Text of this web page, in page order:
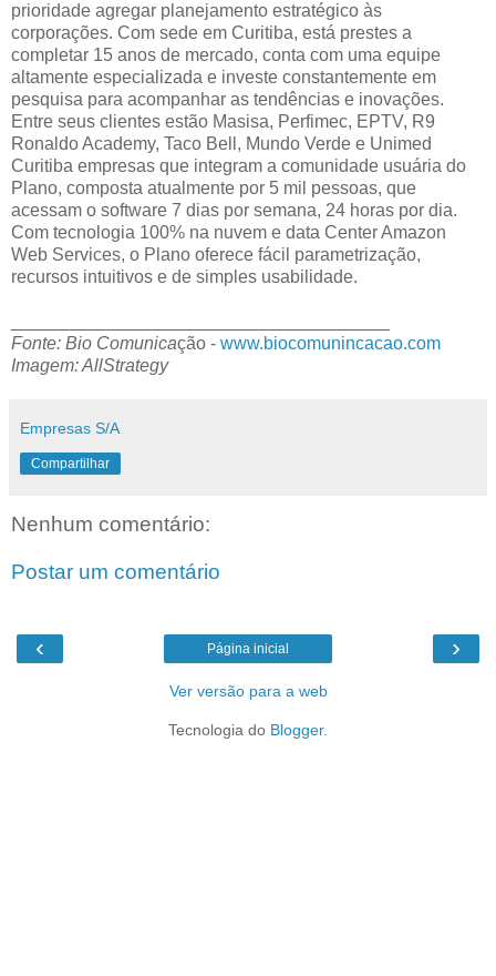
prioridade agregar planejamento estratégico às
corporações. Com sede em Curitiba, está prestes a
completar 15 anos de mercado, conta com uma equipe
altamente especializada e investe constantemente em
pesquisa para acompanhar as tendências e inovações.
Entre seus clientes estão Masisa, Perfimec, EPTV, R9
Ronaldo Academy, Taco Bell, Mundo Verde e Unimed
Curitiba empresas que integram a comunidade usuária do
Plano, composta atualmente por 5 mil pessoas, que
acessam o software 7 dias por semana, 24 horas por dia.
Com tecnologia 100% na nuvem e data Center Amazon
Web Services, o Plano oferece fácil parametrização,
recursos intuitivos e de simples usabilidade.
Fonte: Bio Comunicação - www.biocomunincacao.com
Imagem: AllStrategy
Empresas S/A
Compartilhar
Nenhum comentário:
Postar um comentário
‹ ›
Página inicial
Ver versão para a web
Tecnologia do Blogger.